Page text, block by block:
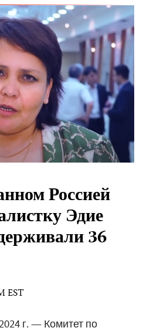
Россией
Эдие
36
EST
г. — Комитет по